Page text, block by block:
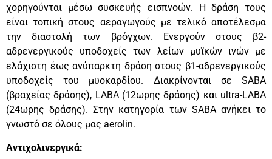
χορηγούνται μέσω συσκευής εισπνοών. Η δράση τους
είναι τοπική στους αεραγωγούς με τελικό αποτέλεσμα
την διαστολή των βρόγχων. Ενεργούν στους β2-
αδρενεργικούς υποδοχείς των λείων μυϊκών ινών με
ελάχιστη έως ανύπαρκτη δράση στους β1-αδρενεργικούς
υποδοχείς του μυοκαρδίου. Διακρίνονται σε SABA
(βραχείας δράσης), LABA (12ωρης δράσης) και ultra-LABA
(24ωρης δράσης). Στην κατηγορία των SABA ανήκει το
γνωστό σε όλους μας aerolin.
Αντιχολινεργικά: